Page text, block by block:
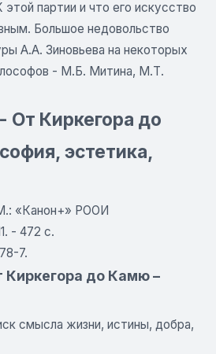
партии и что его искусство
Большое недовольство
А.А. Зиновьева на некоторых
- М.Б. Митина, М.Т.
От Киркегора до
эстетика,
«Канон+» РООИ
- 472 с.
7.
Киркегора до Камю –
смысла жизни, истины, добра,